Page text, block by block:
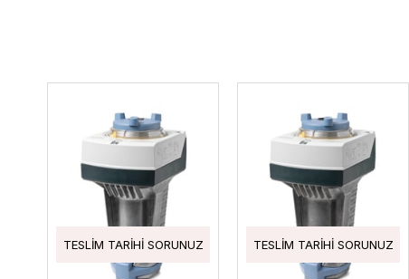
TESLIM TARIHI SORUNUZ TESLIM TARIHI SORUNUZ